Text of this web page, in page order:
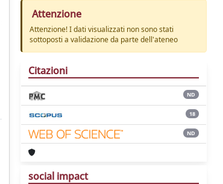
Attenzione
Attenzione! I dati visualizzati non sono stati
sottoposti a validazione da parte dell'ateneo
Citazioni
ND
18
ND
social impact